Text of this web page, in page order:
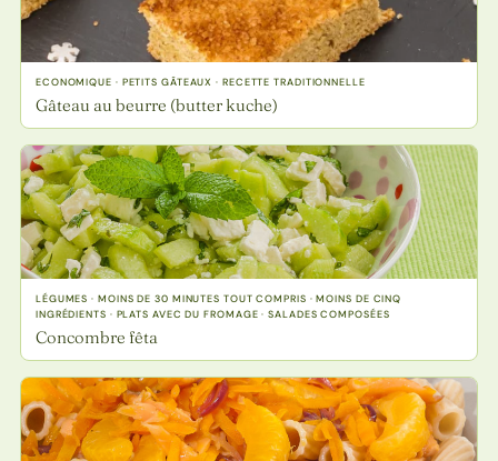
ECONOMIQUE · PETITS GÂTEAUX · RECETTE TRADITIONNELLE
Gâteau au beurre (butter kuche)
LÉGUMES · MOINS DE 30 MINUTES TOUT COMPRIS · MOINS DE CINQ
INGRÉDIENTS · PLATS AVEC DU FROMAGE · SALADES COMPOSÉES
Concombre fêta